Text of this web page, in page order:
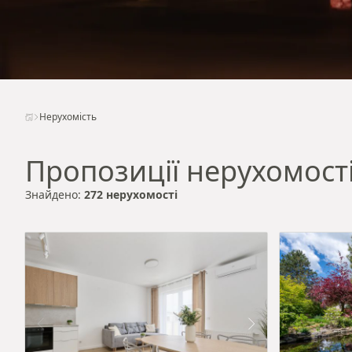
Нерухомість
Пропозиції
Знайдено: 272 нерухомості